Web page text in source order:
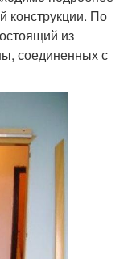
конструкции. По
из
соединенных с